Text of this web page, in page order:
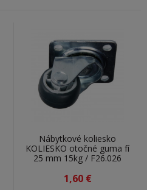
Nábytkové koliesko
KOLIESKO otočné guma fí
25 mm 15kg / F26.026
1,60 €